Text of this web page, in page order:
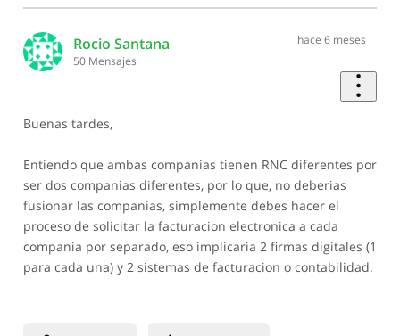
Rocio Santana
50 Mensajes
hace 6 meses
Buenas tardes,
Entiendo que ambas companias tienen RNC diferentes por
ser dos companias diferentes, por lo que, no deberias
fusionar las companias, simplemente debes hacer el
proceso de solicitar la facturacion electronica a cada
compania por separado, eso implicaria 2 firmas digitales (1
para cada una) y 2 sistemas de facturacion o contabilidad.